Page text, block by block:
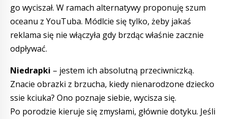
go wyciszał. W ramach alternatywy proponuję szum
oceanu z YouTuba. Módlcie się tylko, żeby jakaś
reklama się nie włączyła gdy brzdąc właśnie zacznie
odpływać.
Niedrapki – jestem ich absolutną przeciwniczką.
Znacie obrazki z brzucha, kiedy nienarodzone dziecko
ssie kciuka? Ono poznaje siebie, wycisza się.
Po porodzie kieruje się zmysłami, głównie dotyku. Jeśli